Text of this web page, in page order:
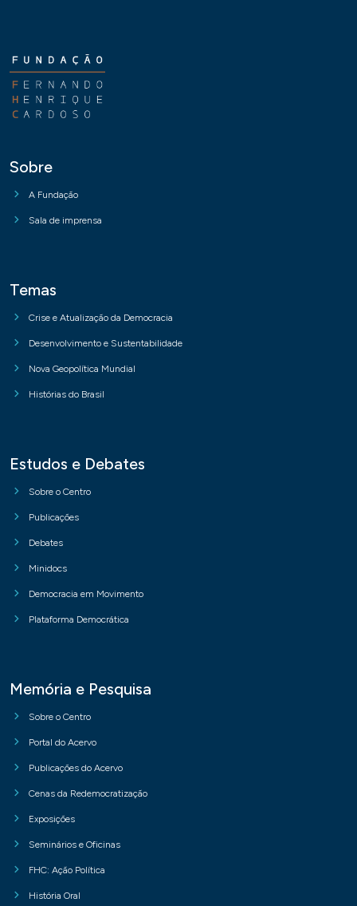
Sobre
A Fundação
Sala de imprensa
Temas
Crise e Atualização da Democracia
Desenvolvimento e Sustentabilidade
Nova Geopolítica Mundial
Histórias do Brasil
Estudos e Debates
Sobre o Centro
Publicações
Debates
Minidocs
Democracia em Movimento
Plataforma Democrática
Memória e Pesquisa
Sobre o Centro
Portal do Acervo
Publicações do Acervo
Cenas da Redemocratização
Exposições
Seminários e Oficinas
FHC: Ação Política
História Oral